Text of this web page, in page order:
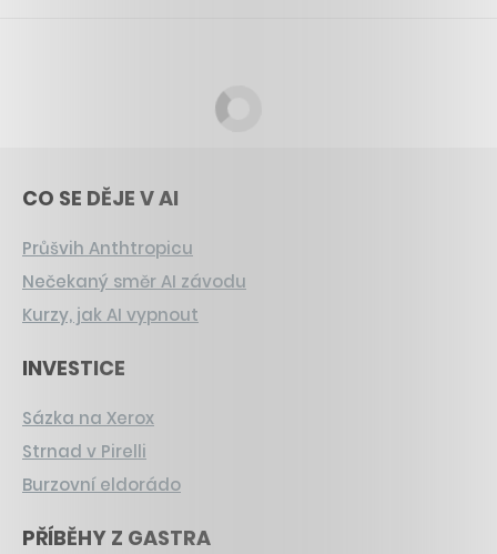
CO SE DĚJE V AI
Průšvih Anthtropicu
Nečekaný směr AI závodu
Kurzy, jak AI vypnout
INVESTICE
Sázka na Xerox
Strnad v Pirelli
Burzovní eldorádo
PŘÍBĚHY Z GASTRA